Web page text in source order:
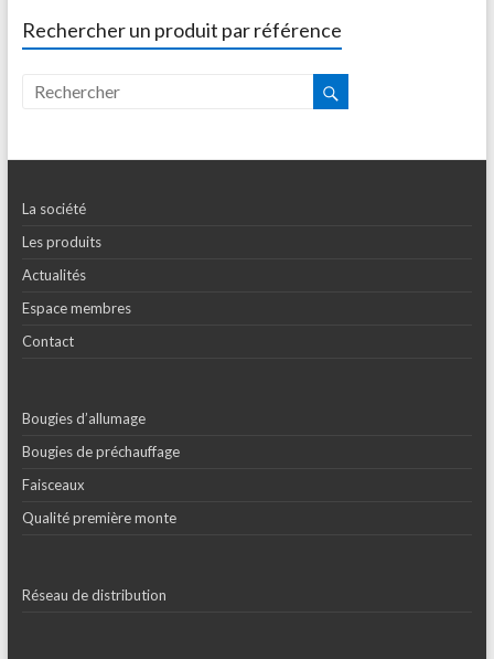
Rechercher un produit par référence
La société
Les produits
Actualités
Espace membres
Contact
Bougies d’allumage
Bougies de préchauffage
Faisceaux
Qualité première monte
Réseau de distribution